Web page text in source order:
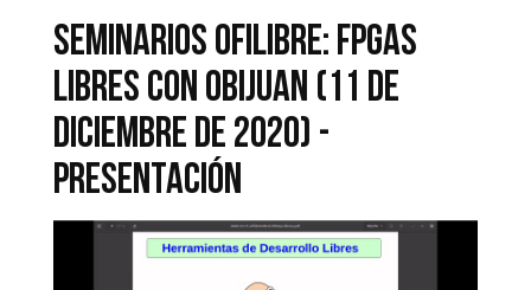
SEMINARIOS OFILIBRE: FPGAS
LIBRES CON OBIJUAN (11 DE
DICIEMBRE DE 2020) -
PRESENTACIÓN